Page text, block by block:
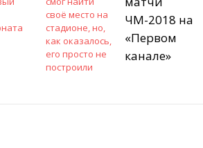
своё место на
стадионе, но,
как оказалось,
его просто не
построили
ЧМ-2018 на
«Первом
канале»